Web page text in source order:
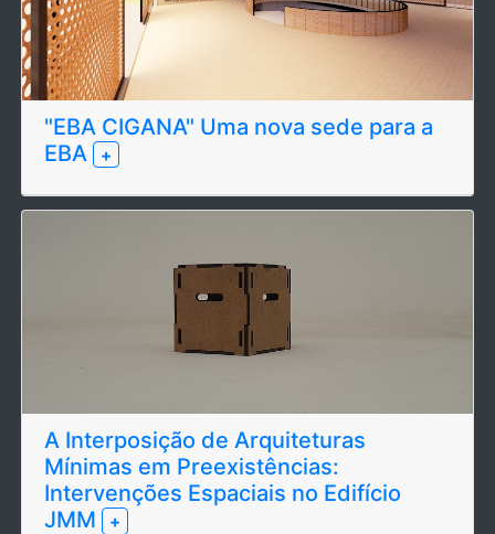
"EBA CIGANA" Uma nova sede para a
EBA
+
A Interposição de Arquiteturas
Mínimas em Preexistências:
Intervenções Espaciais no Edifício
JMM
+